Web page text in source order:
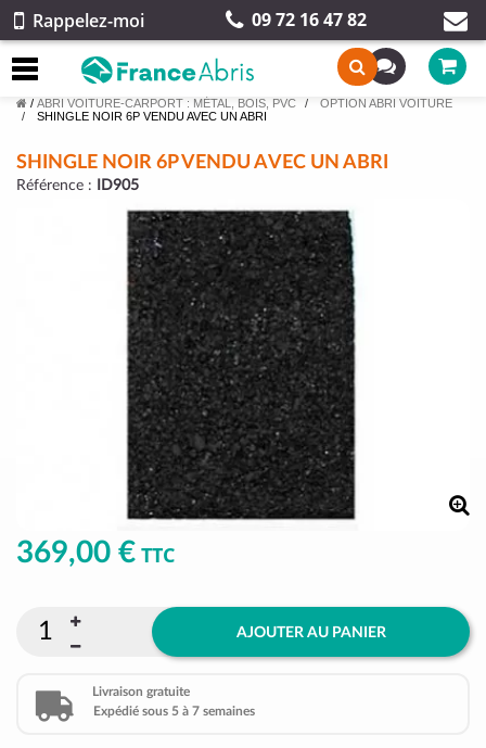
Rappelez-moi 09 72 16 47 82
/ ABRI VOITURE-CARPORT : MÉTAL, BOIS, PVC
OPTION ABRI VOITURE
SHINGLE NOIR 6P VENDU AVEC UN ABRI
SHINGLE NOIR 6P VENDU AVEC UN ABRI
Référence : ID905
369,00 € TTC
AJOUTER AU PANIER
Livraison gratuite
Expédié sous 5 à 7 semaines